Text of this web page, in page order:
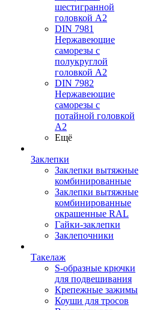
шестигранной
головкой А2
DIN 7981
Нержавеющие
саморезы с
полукруглой
головкой А2
DIN 7982
Нержавеющие
саморезы с
потайной головкой
А2
Ещё
Заклепки
Заклепки вытяжные
комбинированные
Заклепки вытяжные
комбинированные
окрашенные RAL
Гайки-заклепки
Заклепочники
Такелаж
S-образные крючки
для подвешивания
Крепежные зажимы
Коуши для тросов